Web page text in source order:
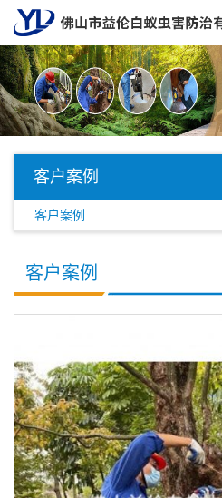
客户案例
客户案例
客户案例